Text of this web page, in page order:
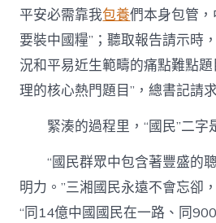
平安必需靠我包養們本身包管
要裝中國糧”；聽取報告請示時
況和平易近生範疇的痛點難點
理的核心熱門題目”，總書記請
緊湊的過程里，“國民”二字
“國民群眾中包含著豐盛的
明力。”三湘國民永遠不會忘卻
“同14億中國國民在一路、同